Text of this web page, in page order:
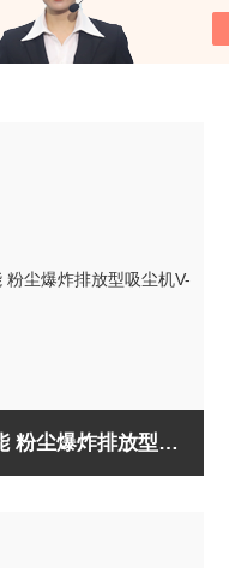
AMANO/安满能 粉尘爆炸排放型吸尘机V-DR